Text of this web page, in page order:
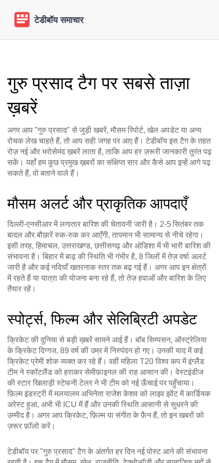
गुरु प्रसाद टैग पर सबसे ताज़ा
ख़बरें
अगर आप "गुरु प्रसाद" से जुड़ी खबरें, मौसम रिपोर्ट, खेल अपडेट या अन्य
रोचक लेख चाहते हैं, तो आप सही जगह पर आए हैं। टेडीबॉय इस टैग के तहत
रोज़ नई और भरोसेमंद ख़बरें लाता है, ताकि आप हर ज़रूरी जानकारी तुरंत पढ़
सकें। यहाँ हम कुछ प्रमुख ख़बरों का संक्षिप्त सार और कैसे आप इन्हें आगे पढ़
सकते हैं, वो बताने वाले हैं।
मौसम अलर्ट और प्राकृतिक आपदाएँ
दिल्ली‑एनसीआर में लगातार बारिश की चेतावनी जारी है। 2‑5 सितंबर तक
बादल और बौछारें रुक‑रुक कर आएँगी, तापमान भी सामान्य से नीचे रहेगा।
इसी तरह, हिमाचल, उत्तराखण्ड, छत्तीसगढ़ और ओडिशा में भी भारी बारिश की
संभावना है। बिहार में बाढ़ की स्थिति भी गंभीर है, 8 जिलों में तेज़ वर्षा अलर्ट
जारी है और कई नदियाँ खतरनाक स्तर तक बढ़ गई हैं। अगर आप इन क्षेत्रों
में रहते हैं या यात्रा की योजना बना रहे हैं, तो तेज़ हवाओं और बारिश के लिए
तैयार रहें।
स्पोर्ट्स, फिल्म और सेलिब्रिटी अपडेट
क्रिकेट की दुनिया से बड़ी ख़बरें सामने आई हैं। बॉब सिम्पसन, ऑस्ट्रेलिया
के क्रिकेट दिग्गज, 89 वर्ष की उम्र में निस्पंदन हो गए। उनकी याद में कई
क्रिकेट प्रेमी शोक व्यक्त कर रहे हैं। वहीं महिला T20 विश्व कप में इंग्लैंड
टीम ने स्कॉटलैंड को हराकर सेमीफ़ाइनल की राह आसान की। वेस्टइंडीज
की स्टार खिलाड़ी स्टेफनी टेलर ने भी टीम को नई ऊँचाई पर पहुँचाया।
फ़िल्म इंडस्ट्री में मलयालम अभिनेता राजेश केशव को लाइव इवेंट में कार्डियक
अरेस्ट हुआ, अभी भी ICU में हैं और उनकी स्थिति आसानी से सुधरने की
उम्मीद है। अगर आप क्रिकेट, फ़िल्म या संगीत के फ़ैन हैं, तो इन खबरों को
ज़रूर फ़ॉलो करें।
टेडीबॉय पर "गुरु प्रसाद" टैग के अंतर्गत हर दिन नई पोस्ट आने की संभावना